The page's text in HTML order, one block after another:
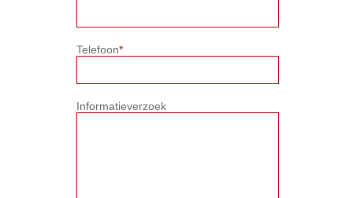
Telefoon*
Informatieverzoek